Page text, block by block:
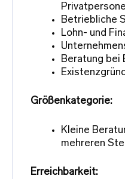
Betriebliche
Lohn- und
Beratung bei
Größenkategorie:
Kleine
mehreren
Erreichbarkeit: